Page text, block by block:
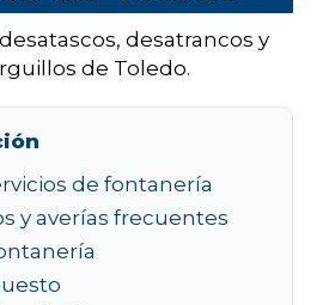
desatrancos y
de Toledo.
de fontanería
y averías frecuentes